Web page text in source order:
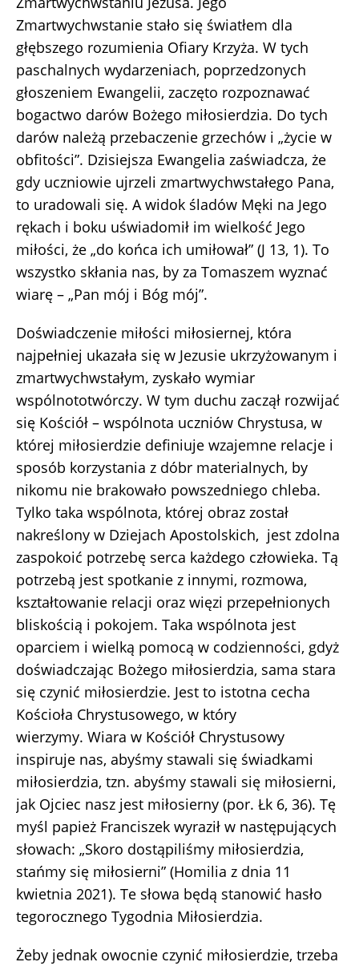
Zmartwychwstanie stało się światłem dla
głębszego rozumienia Ofiary Krzyża. W tych
paschalnych wydarzeniach, poprzedzonych
głoszeniem Ewangelii, zaczęto rozpoznawać
bogactwo darów Bożego miłosierdzia. Do tych
darów należą przebaczenie grzechów i „życie w
obfitości”. Dzisiejsza Ewangelia zaświadcza, że
gdy uczniowie ujrzeli zmartwychwstałego Pana,
to uradowali się. A widok śladów Męki na Jego
rękach i boku uświadomił im wielkość Jego
miłości, że „do końca ich umiłował” (J 13, 1). To
wszystko skłania nas, by za Tomaszem wyznać
wiarę – „Pan mój i Bóg mój”.
Doświadczenie miłości miłosiernej, która
najpełniej ukazała się w Jezusie ukrzyżowanym i
zmartwychwstałym, zyskało wymiar
wspólnototwórczy. W tym duchu zaczął rozwijać
się Kościół – wspólnota uczniów Chrystusa, w
której miłosierdzie definiuje wzajemne relacje i
sposób korzystania z dóbr materialnych, by
nikomu nie brakowało powszedniego chleba.
Tylko taka wspólnota, której obraz został
nakreślony w Dziejach Apostolskich, jest zdolna
zaspokoić potrzebę serca każdego człowieka. Tą
potrzebą jest spotkanie z innymi, rozmowa,
kształtowanie relacji oraz więzi przepełnionych
bliskością i pokojem. Taka wspólnota jest
oparciem i wielką pomocą w codzienności, gdyż
doświadczając Bożego miłosierdzia, sama stara
się czynić miłosierdzie. Jest to istotna cecha
Kościoła Chrystusowego, w który
wierzymy. Wiara w Kościół Chrystusowy
inspiruje nas, abyśmy stawali się świadkami
miłosierdzia, tzn. abyśmy stawali się miłosierni,
jak Ojciec nasz jest miłosierny (por. Łk 6, 36). Tę
myśl papież Franciszek wyraził w następujących
słowach: „Skoro dostąpiliśmy miłosierdzia,
stańmy się miłosierni” (Homilia z dnia 11
kwietnia 2021). Te słowa będą stanowić hasło
tegorocznego Tygodnia Miłosierdzia.
Żeby jednak owocnie czynić miłosierdzie, trzeba